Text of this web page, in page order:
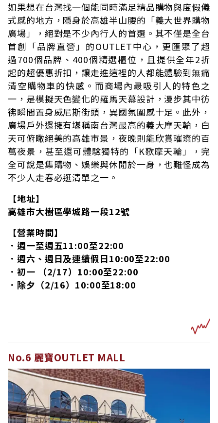
如果想在台灣找一個能同時滿足精品購物與度假儀
式感的地方，隱身於高雄半山腰的「義大世界購物
廣場」，絕對是不少內行人的首選。其不僅是全台
首創「品牌直營」的OUTLET中心，更匯聚了超
過700個品牌、400個精選櫃位，且提供全年2折
起的超優惠折扣，讓走進這裡的人都能體驗到無痛
清空購物車的快感。而商場內最吸引人的特色之
一，是模擬天色變化的羅馬天幕設計，漫步其中彷
彿瞬間置身威尼斯街頭，異國氛圍感十足。此外，
廣場戶外還擁有堪稱南台灣最高的義大摩天輪，白
天可俯瞰絕美的高雄市景，夜晚則能欣賞璀璨的百
萬夜景，甚至還可體驗獨特的「K歌摩天輪」，完
全可說是集購物、娛樂與休閒於一身，也難怪成為
不少人走春必逛清單之一。
【地址】
高雄市大樹區學城路一段12號
【營業時間】
．週一至週五11:00至22:00
．週六、週日及連續假日10:00至22:00
．初一 （2/17）10:00至22:00
．除夕（2/16）10:00至18:00
No.6 麗寶OUTLET MALL